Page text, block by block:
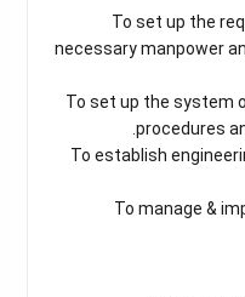
1. To set up the
necessary manpower
2. To set up the
procedures
3. To establish